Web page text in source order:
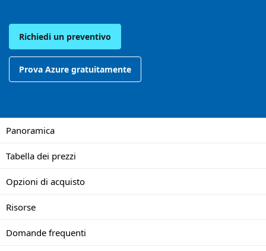
Richiedi un preventivo
Prova Azure gratuitamente
Panoramica
Tabella dei prezzi
Opzioni di acquisto
Risorse
Domande frequenti